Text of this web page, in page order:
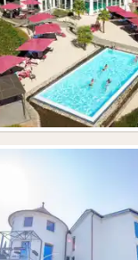
Forrige billede